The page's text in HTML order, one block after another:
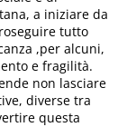
a iniziare da
tutto
,per alcuni,
e fragilità.
non lasciare
diverse tra
questa